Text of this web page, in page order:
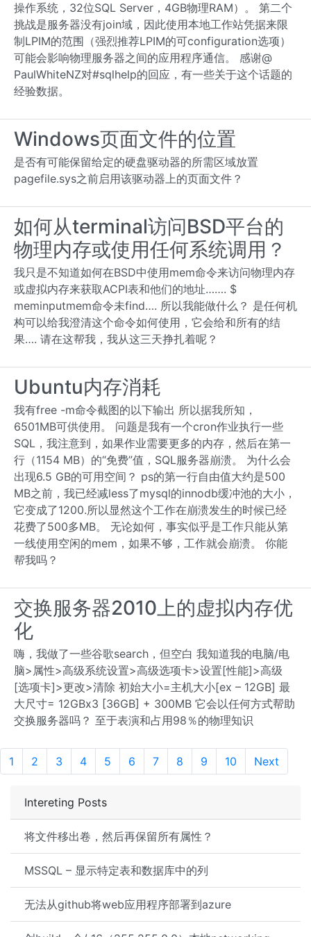
操作系统，32位SQL Server，4GB物理RAM）。 第二个
挑战是服务器没有join域，因此使用本地工作站凭据来限
制LPIM的范围（强烈推荐LPIM的可configuration选项）
可能会影响物理服务器之间的应用程序通信。 感谢@
PaulWhiteNZ对#sqlhelp的回应，有一些关于这个话题的
经验数据。
Windows页面文件的位置
是否有可能保留给定的硬盘驱动器的所需区域放置
pagefile.sys之前启用该驱动器上的页面文件？
如何从terminal访问BSD平台的
物理内存或使用任何系统调用？
我只是不知道如何在BSD中使用mem命令来访问物理内存
或虚拟内存来获取ACPI表和他们的地址……. $
meminputmem命令未find…. 所以我能做什么？ 是任何机
构可以给我澄清这个命令如何使用，它会给和所有的结
果…. 请在这帮我，我从这三天挣扎着呢？
Ubuntu内存消耗
我有free -m命令截图的以下输出 所以据我所知，
6501MB可供使用。 问题是我有一个cron作业执行一些
SQL，我注意到，如果作业需要更多的内存，然后在第一
行（1154 MB）的“免费”值，SQL服务器崩溃。 为什么会
出现6.5 GB的可用空间？ ps的第一行自由值大约是500
MB之前，我已经减less了mysql的innodb缓冲池的大小，
它变成了1200.所以显然这个工作在崩溃发生的时候已经
花费了500多MB。 无论如何，事实似乎是工作只能从第
一线使用空闲的mem，如果不够，工作就会崩溃。 你能
帮我吗？
交换服务器2010上的虚拟内存优
化
嗨，我做了一些谷歌search，但空白 我知道我的电脑/电
脑>属性>高级系统设置>高级选项卡>设置[性能]>高级
[选项卡]>更改>清除 初始大小=主机大小[ex – 12GB] 最
大尺寸= 12GBx3 [36GB] + 300MB 它会以任何方式帮助
交换服务器吗？ 至于表演和占用98％的物理知识
1 2 3 4 5 6 7 8 9 10 Next
Intereting Posts
将文件移出卷，然后再保留所有属性？
MSSQL – 显示特定表和数据库中的列
无法从github将web应用程序部署到azure